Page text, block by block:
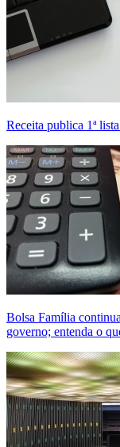
Receita publica 1ª
Bolsa Família
governo; entenda o